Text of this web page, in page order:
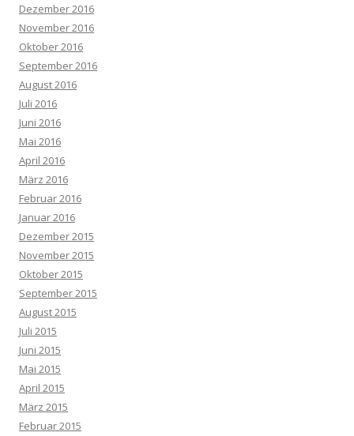
Dezember 2016
November 2016
Oktober 2016
September 2016
August 2016
Juli 2016
Juni 2016
Mai 2016
April 2016
März 2016
Februar 2016
Januar 2016
Dezember 2015
November 2015
Oktober 2015
September 2015
August 2015
Juli 2015
Juni 2015
Mai 2015
April 2015
März 2015
Februar 2015